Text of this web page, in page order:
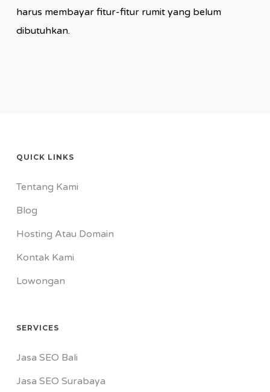
harus membayar fitur-fitur rumit yang belum
dibutuhkan.
QUICK LINKS
Tentang Kami
Blog
Hosting Atau Domain
Kontak Kami
Lowongan
SERVICES
Jasa SEO Bali
Jasa SEO Surabaya